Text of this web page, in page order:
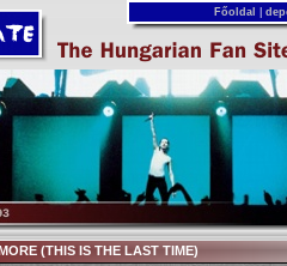
Főoldal
(THIS IS THE LAST TIME)